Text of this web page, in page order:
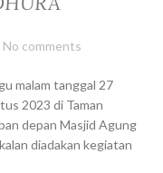
No comments
malam tanggal 27
2023 di Taman
depan Masjid Agung
diadakan kegiatan